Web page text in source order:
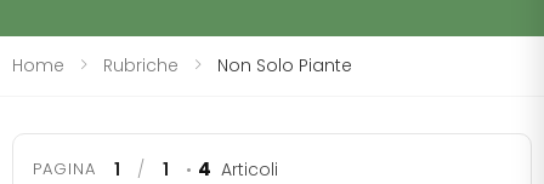
Home Rubriche Non Solo Piante
PAGINA 1 / 1 • 4 Articoli